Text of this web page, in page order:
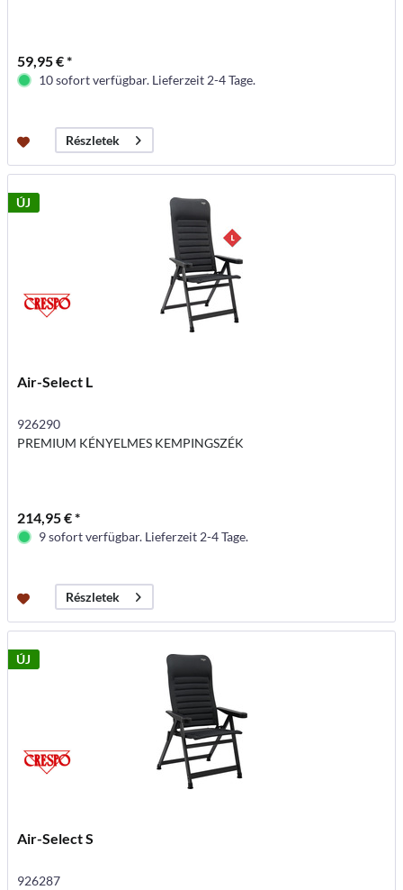
59,95 € *
10 sofort verfügbar. Lieferzeit 2-4 Tage.
Részletek
ÚJ
Air-Select L
926290
PREMIUM KÉNYELMES KEMPINGSZÉK
214,95 € *
9 sofort verfügbar. Lieferzeit 2-4 Tage.
Részletek
ÚJ
Air-Select S
926287